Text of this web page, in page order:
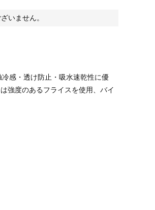
いません。
感・透け防止・吸水速乾性に優
強度のあるフライスを使用、バイ